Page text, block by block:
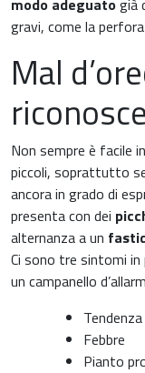
Chirurgia e
Ematologia
Ginecologia
Medicina
Nefrologia
Medicina
Materie
Minerali e
Muscoli e
gravi, come la
Mal
Non sempre è facile
piccoli, soprattutto
ancora in grado di
presenta con dei
alternanza a un
Ci sono tre sintomi
un campanello
Febbre
Pianto